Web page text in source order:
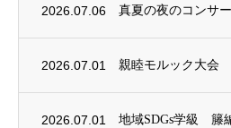
2026.07.06 真夏の夜のコンサ
2026.07.01 親睦モルック大会
2026.07.01 地域SDGs学級 籐